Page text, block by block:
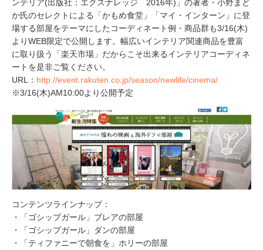
ンテリア(出版社：エクスナレッジ 2016年)」の著者・小野まど
か氏のセレクトによる「かもめ食堂」「マイ・インターン」に登
場する部屋をテーマにしたコーディネート例・商品群も3/16(木)
よりWEB限定で公開します。幅広いインテリア関連商品を豊富
に取り扱う「楽天市場」だからこそ出来るインテリアコーディネ
ートを是非ご覧ください。
URL： http://event.rakuten.co.jp/season/newlife/cinema/
※3/16(木)AM10:00より公開予定
コンテンツラインナップ：
・「ゴシップガール」ブレアの部屋
・「ゴシップガール」ダンの部屋
・「ティファニーで朝食を」ホリーの部屋